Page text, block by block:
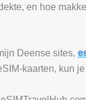
en hoe
Deense sites,
kaarten, kun